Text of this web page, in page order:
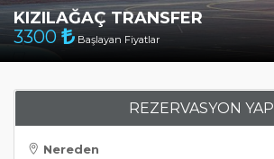
KIZILAĞAÇ TRANSFER
3300 Başlayan Fiyatlar
REZERVASYON YAP
Nereden